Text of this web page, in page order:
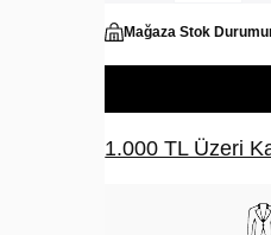
Mağaza Stok
1.000 TL Üzeri